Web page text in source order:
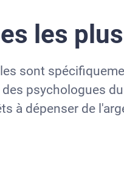
les
sont
psychologues
à dépenser de